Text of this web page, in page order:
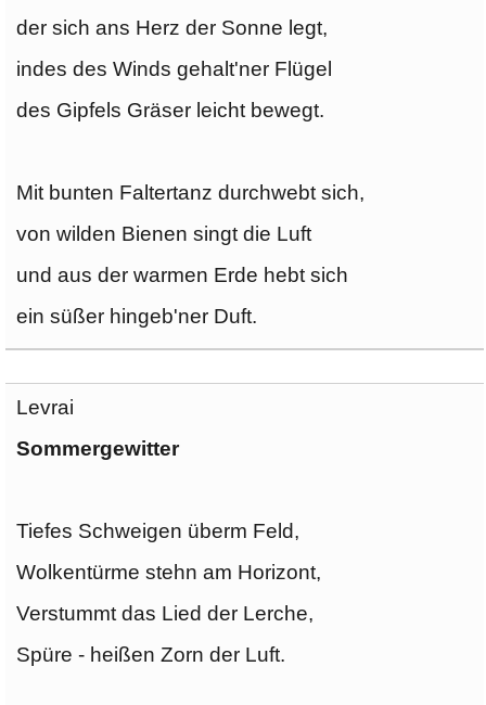
der sich ans Herz der Sonne legt,
indes des Winds gehalt'ner Flügel
des Gipfels Gräser leicht bewegt.
Mit bunten Faltertanz durchwebt sich,
von wilden Bienen singt die Luft
und aus der warmen Erde hebt sich
ein süßer hingeb'ner Duft.
Levrai
Sommergewitter
Tiefes Schweigen überm Feld,
Wolkentürme stehn am Horizont,
Verstummt das Lied der Lerche,
Spüre - heißen Zorn der Luft.